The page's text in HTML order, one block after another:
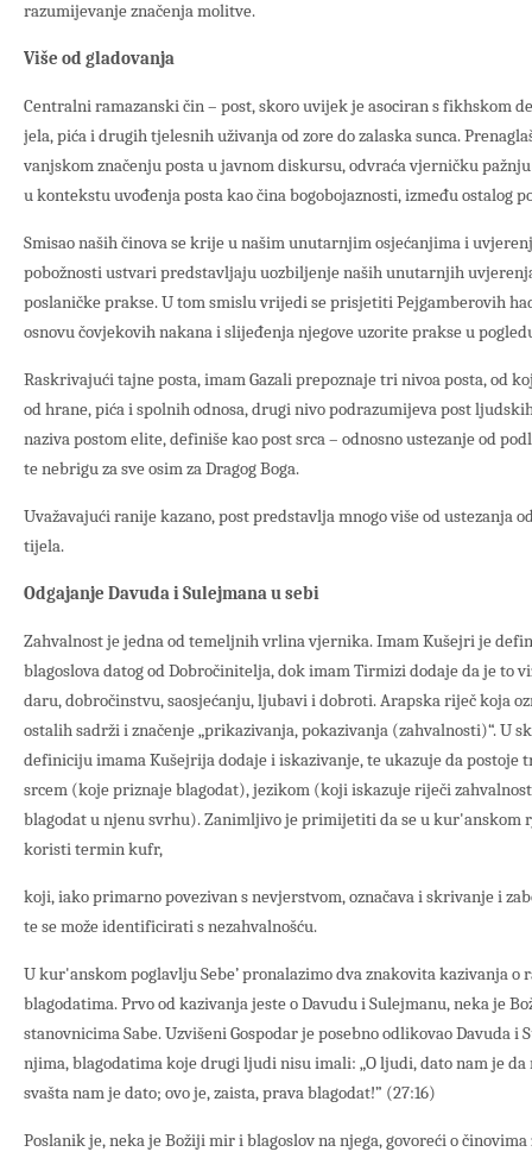
razumijevanje značenja molitve.
Više od gladovanja
Centralni ramazanski čin – post, skoro uvijek je asociran s fikhskom
jela, pića i drugih tjelesnih uživanja od zore do zalaska sunca.
vanjskom značenju posta u javnom diskursu, odvraća vjerničku
u kontekstu uvođenja posta kao čina bogobojaznosti, između ostalog
Smisao naših činova se krije u našim unutarnjim osjećanjima i
pobožnosti ustvari predstavljaju uozbiljenje naših unutarnjih
poslaničke prakse. U tom smislu vrijedi se prisjetiti Pejgamberovih
osnovu čovjekovih nakana i slijeđenja njegove uzorite prakse u
Raskrivajući tajne posta, imam Gazali prepoznaje tri nivoa posta, od
od hrane, pića i spolnih odnosa, drugi nivo podrazumijeva post
naziva postom elite, definiše kao post srca – odnosno ustezanje od
te nebrigu za sve osim za Dragog Boga.
Uvažavajući ranije kazano, post predstavlja mnogo više od ustezanja
tijela.
Odgajanje Davuda i Sulejmana u sebi
Zahvalnost je jedna od temeljnih vrlina vjernika. Imam Kušejri je
blagoslova datog od Dobročinitelja, dok imam Tirmizi dodaje da je to
daru, dobročinstvu, saosjećanju, ljubavi i dobroti. Arapska riječ koja
ostalih sadrži i značenje „prikazivanja, pokazivanja (zahvalnosti)“. U
definiciju imama Kušejrija dodaje i iskazivanje, te ukazuje da postoje
srcem (koje priznaje blagodat), jezikom (koji iskazuje riječi
blagodat u njenu svrhu). Zanimljivo je primijetiti da se u kur'anskom
koristi termin kufr,
koji, iako primarno povezivan s nevjerstvom, označava i skrivanje i
te se može identificirati s nezahvalnošću.
U kur'anskom poglavlju Sebe’ pronalazimo dva znakovita kazivanja
blagodatima. Prvo od kazivanja jeste o Davudu i Sulejmanu, neka je
stanovnicima Sabe. Uzvišeni Gospodar je posebno odlikovao Davuda i
njima, blagodatima koje drugi ljudi nisu imali: „O ljudi, dato nam je
svašta nam je dato; ovo je, zaista, prava blagodat!” (27:16)
Poslanik je, neka je Božiji mir i blagoslov na njega, govoreći o činovima